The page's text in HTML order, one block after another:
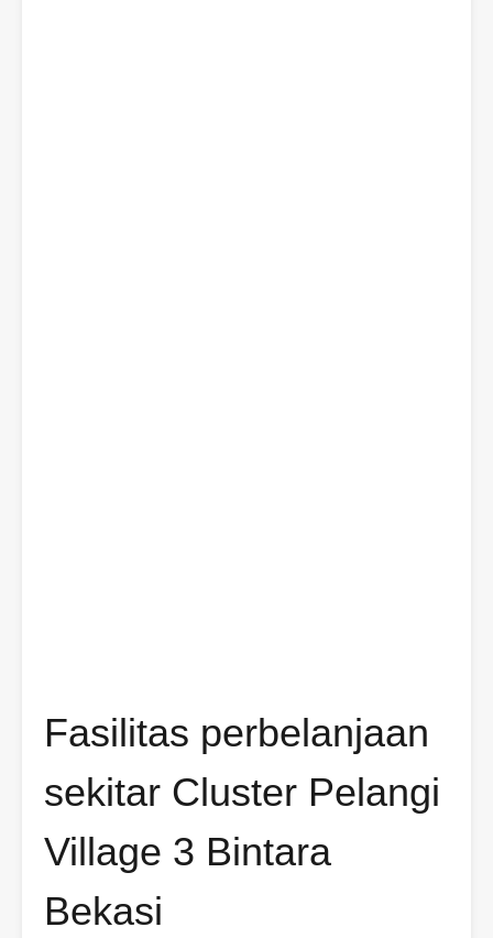
Fasilitas perbelanjaan
sekitar Cluster Pelangi
Village 3 Bintara
Bekasi